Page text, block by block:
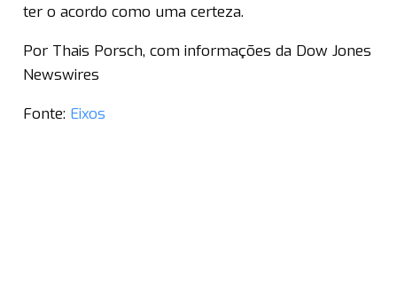
ter o acordo como uma certeza.
Por Thais Porsch, com informações da Dow Jones
Newswires
Fonte: Eixos